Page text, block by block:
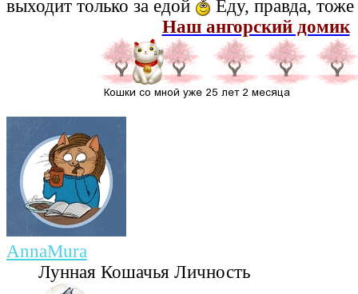
выходит только за едой
Еду, правда,
Наш ангорский домик
AnnaMura
Лунная Кошачья Личность